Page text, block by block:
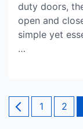
duty doors,
open and
simple yet
…
Yazı
sayfalaması
Page
1 Page
2